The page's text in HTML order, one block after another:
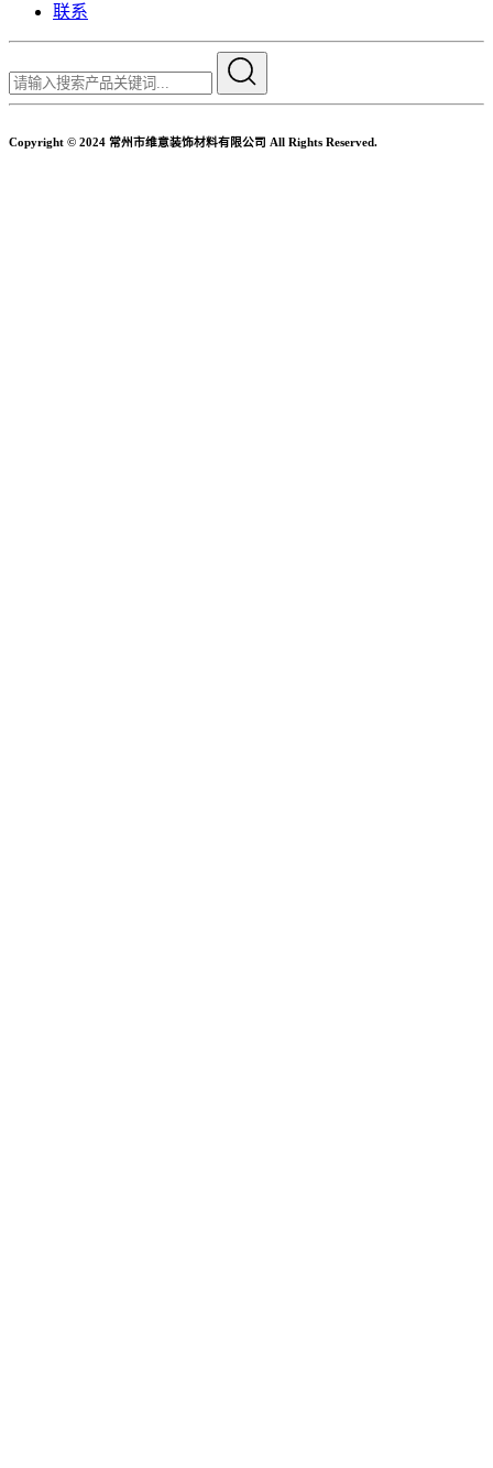
联系
Copyright © 2024 常州市维意装饰材料有限公司 All Rights Reserved.